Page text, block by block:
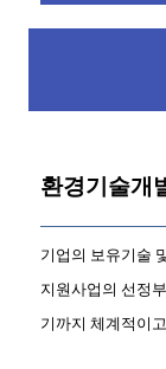
환경기술개
기업의 보유기술
지원사업의 선정
기까지 체계적이